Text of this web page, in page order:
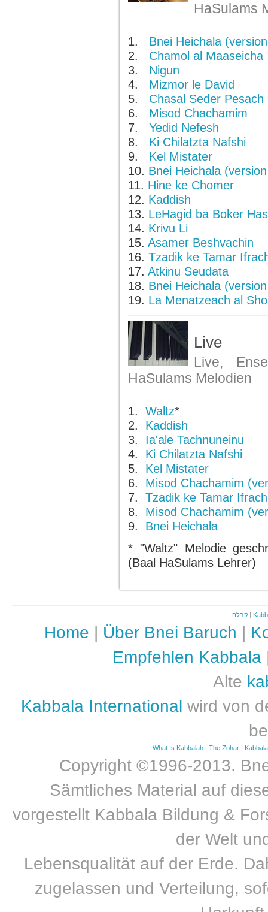
HaSulams
1. Bnei Heichala
2. Chamol al Maaseicha
3. Nigun
4. Mizmor le David
5. Chasal Seder Pesach
6. Misod Chachamim
7.Yedid Nefesh
8. Ki Chilatzta Nafshi
9. Kel Mistater
10. Bnei Heichala
11. Hine ke Chomer
12. Kaddish
13. LeHagid ba Boker
14. Krivu Li
15.Asamer Beshvachin
16.Tzadik ke Tamar
17.Atkinu Seudata
18. Bnei Heichala
19. La Menatzeach al
Live
Live,
HaSulams Melodien
1.Waltz*
2. Kaddish
3. Ia'ale Tachnuneinu
4. Ki Chilatzta Nafshi
5. Kel Mistater
6. Misod Chachamim
7.Tzadik ke Tamar Ifrach
8. Misod Chachamim
9. Bnei Heichala
* "Waltz" Melodie
(Baal HaSulams Lehrer)
קבלה |
Home | Über Bnei Baruch |
Empfehlen Kabbala
Alte
Kabbala International wird von
What Is Kabbalah |The Zohar |
Copyright ©1996-2013.
Sämtliches Material auf
vorgestellt Kabbala Bildung &
der Welt
Lebensqualität auf der Erde.
zugelassen und Verteilung,